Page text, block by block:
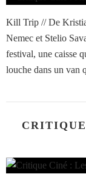
Kill Trip // De
Nemec et Stelio
festival, une caisse
louche dans un van